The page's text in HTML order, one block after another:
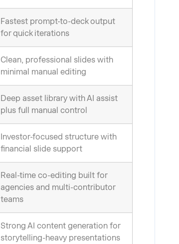
Fastest prompt-to-deck output
for quick iterations
Clean, professional slides with
minimal manual editing
Deep asset library with AI assist
plus full manual control
Investor-focused structure with
financial slide support
Real-time co-editing built for
agencies and multi-contributor
teams
Strong AI content generation for
storytelling-heavy presentations